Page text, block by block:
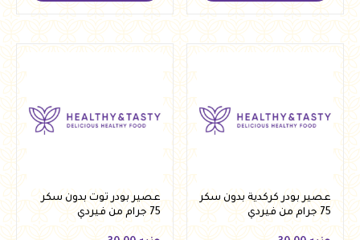
عصير بودر كركدية بدون سكر
75 جرام من فيردي
عصير بودر توت بدون سكر
75 جرام من فيردي